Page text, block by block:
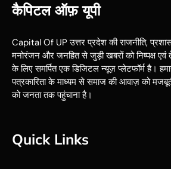
कैपिटल ऑफ़ यूपी
Capital Of UP उत्तर प्रदेश की राजनीति,
मनोरंजन और जनहित से जुड़ी खबरों को निष्पक्ष एवं
के लिए समर्पित एक डिजिटल न्यूज़ प्लेटफॉर्म है।
पत्रकारिता के माध्यम से समाज की आवाज़ को
को जनता तक पहुंचाना है।
Quick Links